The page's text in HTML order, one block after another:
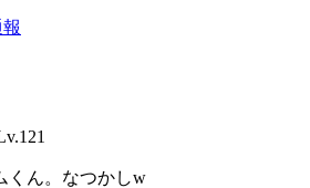
くん。なつかしw